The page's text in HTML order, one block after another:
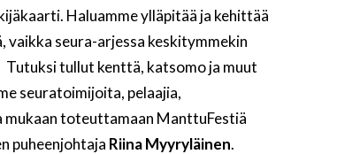
Haluamme ylläpitää ja kehittää
seura-arjessa keskitymmekin
tullut kenttä, katsomo ja muut
seuratoimijoita, pelaajia,
mukaan toteuttamaan ManttuFestiä
puheenjohtaja Riina Myyryläinen.